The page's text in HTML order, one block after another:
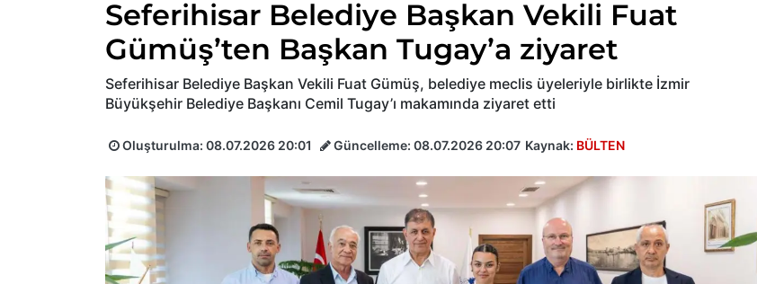
Seferihisar Belediye Başkan Vekili Fuat
Gümüş’ten Başkan Tugay’a ziyaret
Seferihisar Belediye Başkan Vekili Fuat Gümüş, belediye meclis üyeleriyle birlikte İzmir
Büyükşehir Belediye Başkanı Cemil Tugay’ı makamında ziyaret etti
Oluşturulma: 08.07.2026 20:01 Güncelleme: 08.07.2026 20:07 Kaynak: BÜLTEN